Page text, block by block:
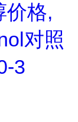
价格,
对照
3